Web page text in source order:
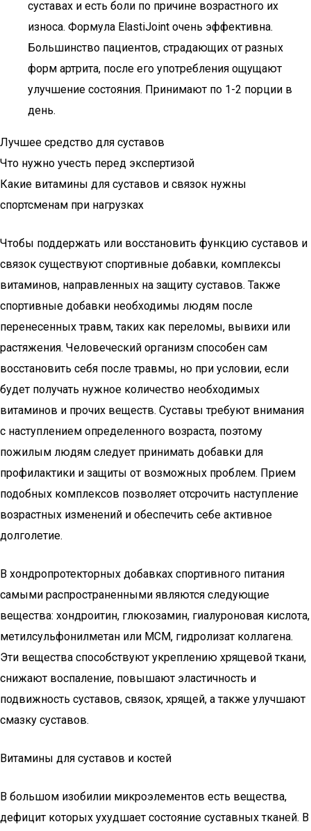
суставах и есть боли по причине возрастного их
износа. Формула ElastiJoint очень эффективна.
Большинство пациентов, страдающих от разных
форм артрита, после его употребления ощущают
улучшение состояния. Принимают по 1-2 порции в
день.
Лучшее средство для суставов
Что нужно учесть перед экспертизой
Какие витамины для суставов и связок нужны
спортсменам при нагрузках
Чтобы поддержать или восстановить функцию суставов и
связок существуют спортивные добавки, комплексы
витаминов, направленных на защиту суставов. Также
спортивные добавки необходимы людям после
перенесенных травм, таких как переломы, вывихи или
растяжения. Человеческий организм способен сам
восстановить себя после травмы, но при условии, если
будет получать нужное количество необходимых
витаминов и прочих веществ. Суставы требуют внимания
с наступлением определенного возраста, поэтому
пожилым людям следует принимать добавки для
профилактики и защиты от возможных проблем. Прием
подобных комплексов позволяет отсрочить наступление
возрастных изменений и обеспечить себе активное
долголетие.
В хондропротекторных добавках спортивного питания
самыми распространенными являются следующие
вещества: хондроитин, глюкозамин, гиалуроновая кислота,
метилсульфонилметан или МСМ, гидролизат коллагена.
Эти вещества способствуют укреплению хрящевой ткани,
снижают воспаление, повышают эластичность и
подвижность суставов, связок, хрящей, а также улучшают
смазку суставов.
Витамины для суставов и костей
В большом изобилии микроэлементов есть вещества,
дефицит которых ухудшает состояние суставных тканей. В